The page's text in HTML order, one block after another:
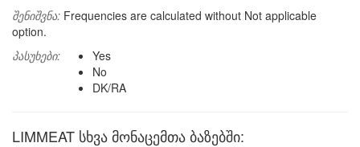
შენიშვნა: Frequencies are calculated without Not applicable
option.
პასუხები:
Yes
No
DK/RA
LIMMEAT სხვა მონაცემთა ბაზებში: